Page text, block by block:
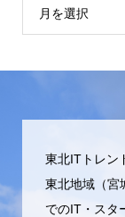
月を選択
東北ITトレン
東北地域（宮
でのIT・スタ